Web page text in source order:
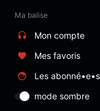
Ma balise
Mon compte
Mes favoris
Les abonné•e•s
mode sombre